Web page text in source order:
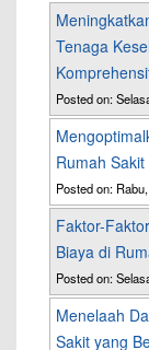
Tenaga
Posted on:
Rumah Sakit
Posted on:
Faktor-
Biaya di
Posted on:
Menelaah
Sakit yang